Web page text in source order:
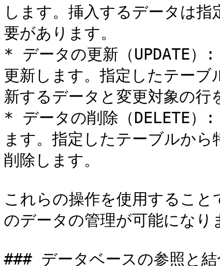
します。挿入するデータは
要があります。
* データの更新（UPDATE）
更新します。指定したテー
新するデータと変更対象の
* データの削除（DELETE）
ます。指定したテーブルか
削除します。
これらの操作を使用するこ
のデータの管理が可能になり
### データベースの参照と結